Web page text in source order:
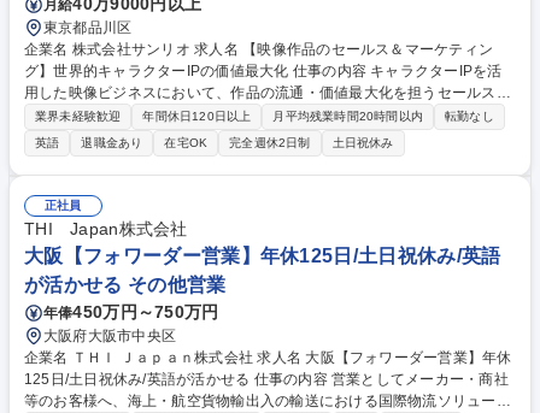
月給
東京都品川区
企業名 株式会社サンリオ 求人名 【映像作品のセールス＆マーケティン
グ】世界的キャラクターIPの価値最大化 仕事の内容 キャラクターIPを活
用した映像ビジネスにおいて、作品の流通・価値最大化を担うセールスや
マーケティング業務全般をお任せします。作品の入口から出口まで社内外
と連携し、グローバルに魅力をお届けします。 ■セールス業務:国内外プラ
ットフォームへの映像作品セールス(配信・番販),条件交渉,ライセンス案件
創出 ■マーケティング/プロモーション:ローンチ前後の企画実行,視聴数や
収益最大化の施策設計,分析 ■PM:進行管理(制作～販売),契約管理,売上計上
■ビジネス開発:新規案件創出(パートナー開拓・企画起点),キャラクター戦
略と連動した映像展開提案 募集職種 【映像作品のセールス＆マーケティ
ング】世界的キャラクターIPの価値最大化
業界未経験歓迎 年間休日120日以上 月平均残業時間20時間以内
転勤なし
英語
退職金あり 在宅OK 完全週休2日制 土日祝休み
正社員
THI Japan株式会社
大阪【フォワーダー営業】年休125日/土日祝休み/英語
が活かせる その他営業
年俸450万円～750万円
大阪府大阪市中央区
企業名 ＴＨＩ Ｊａｐａｎ株式会社 求人名 大阪【フォワーダー営業】年休
125日/土日祝休み/英語が活かせる 仕事の内容 営業としてメーカー・商社
等のお客様へ、海上・航空貨物輸出入の輸送における国際物流ソリューシ